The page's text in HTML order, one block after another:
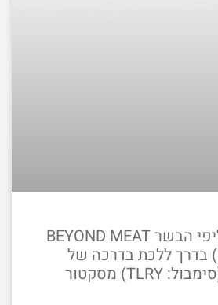
האם חברת תחליפי הבשר BEYOND MEAT
(סימבול: BYND) בדרך ללכת בדרכה של
חברת TILRAY (סימבול: TLRY) מסקטור